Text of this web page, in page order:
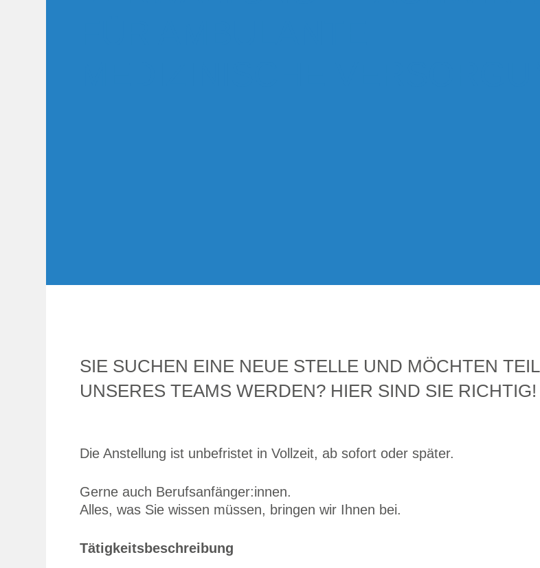
SIE SUCHEN EINE NEUE STELLE UND MÖCHTEN TEIL
UNSERES TEAMS WERDEN? HIER SIND SIE RICHTIG!
Die Anstellung ist unbefristet in Vollzeit, ab sofort oder später.
Gerne auch Berufsanfänger:innen.
Alles, was Sie wissen müssen, bringen wir Ihnen bei.
Tätigkeitsbeschreibung